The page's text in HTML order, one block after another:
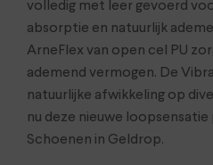
volledig met leer gevoerd
absorptie en natuurlijk
ArneFlex van open cel PU
ademend vermogen. De
natuurlijke afwikkeling op
nu deze nieuwe
Schoenen in Geldrop.